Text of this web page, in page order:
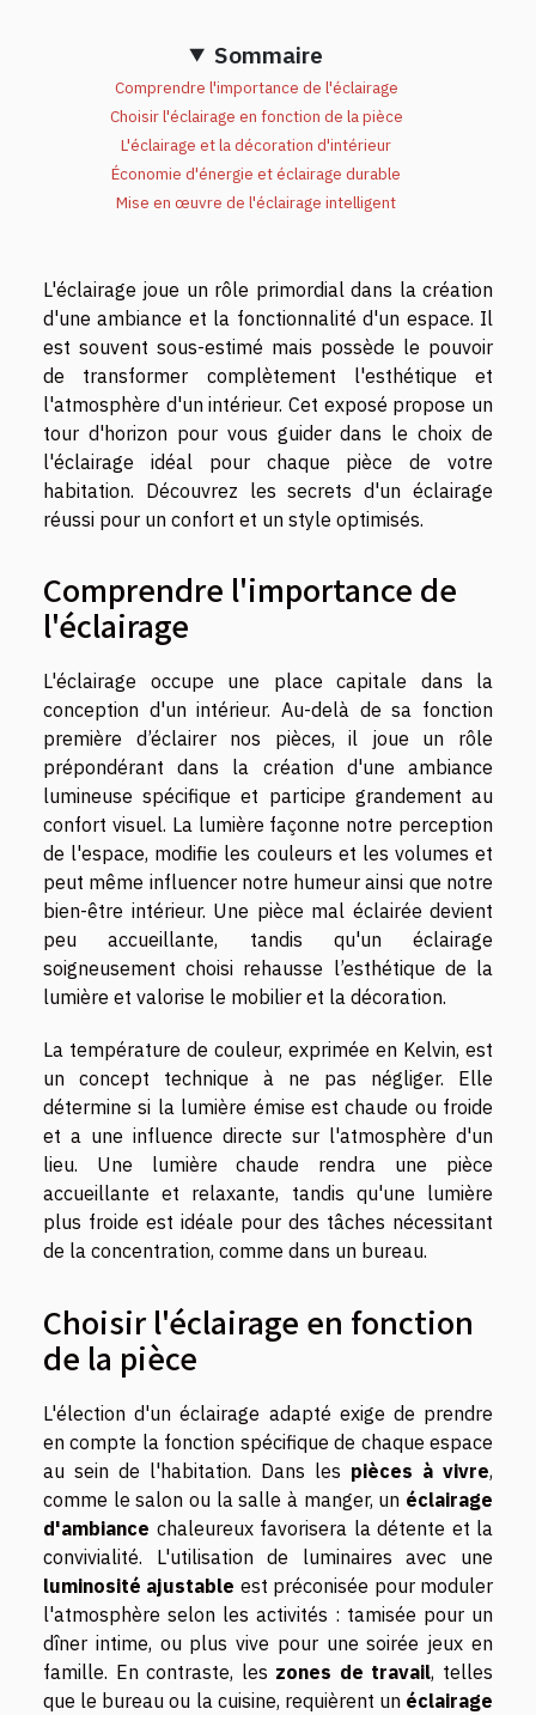
Sommaire
Comprendre l'importance de l'éclairage
Choisir l'éclairage en fonction de la pièce
L'éclairage et la décoration d'intérieur
Économie d'énergie et éclairage durable
Mise en œuvre de l'éclairage intelligent
L'éclairage joue un rôle primordial dans la création
d'une ambiance et la fonctionnalité d'un espace. Il
est souvent sous-estimé mais possède le pouvoir
de transformer complètement l'esthétique et
l'atmosphère d'un intérieur. Cet exposé propose un
tour d'horizon pour vous guider dans le choix de
l'éclairage idéal pour chaque pièce de votre
habitation. Découvrez les secrets d'un éclairage
réussi pour un confort et un style optimisés.
Comprendre l'importance de
l'éclairage
L'éclairage occupe une place capitale dans la
conception d'un intérieur. Au-delà de sa fonction
première d’éclairer nos pièces, il joue un rôle
prépondérant dans la création d'une ambiance
lumineuse spécifique et participe grandement au
confort visuel. La lumière façonne notre perception
de l'espace, modifie les couleurs et les volumes et
peut même influencer notre humeur ainsi que notre
bien-être intérieur. Une pièce mal éclairée devient
peu accueillante, tandis qu'un éclairage
soigneusement choisi rehausse l’esthétique de la
lumière et valorise le mobilier et la décoration.
La température de couleur, exprimée en Kelvin, est
un concept technique à ne pas négliger. Elle
détermine si la lumière émise est chaude ou froide
et a une influence directe sur l'atmosphère d'un
lieu. Une lumière chaude rendra une pièce
accueillante et relaxante, tandis qu'une lumière
plus froide est idéale pour des tâches nécessitant
de la concentration, comme dans un bureau.
Choisir l'éclairage en fonction
de la pièce
L'élection d'un éclairage adapté exige de prendre
en compte la fonction spécifique de chaque espace
au sein de l'habitation. Dans les pièces à vivre,
comme le salon ou la salle à manger, un éclairage
d'ambiance chaleureux favorisera la détente et la
convivialité. L'utilisation de luminaires avec une
luminosité ajustable est préconisée pour moduler
l'atmosphère selon les activités : tamisée pour un
dîner intime, ou plus vive pour une soirée jeux en
famille. En contraste, les zones de travail, telles
que le bureau ou la cuisine, requièrent un éclairage